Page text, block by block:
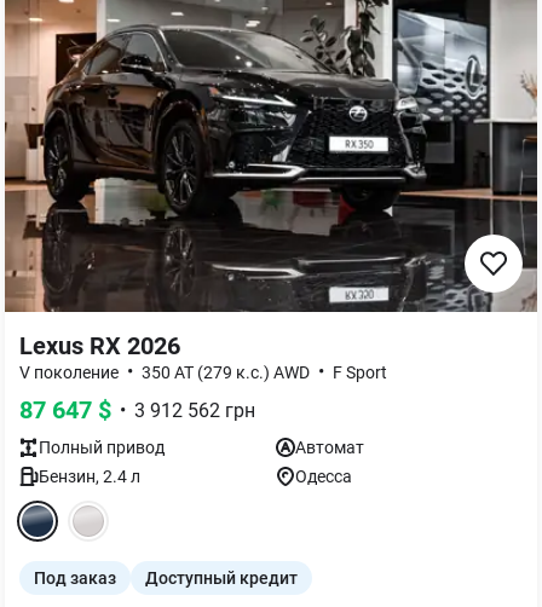
Lexus RX 2026
V поколение • 350 AT (279 к.с.) AWD • F Sport
87 647 $ • 3 912 562 грн
Полный привод
Автомат
Бензин, 2.4л Одесса
Под заказ Доступный кредит